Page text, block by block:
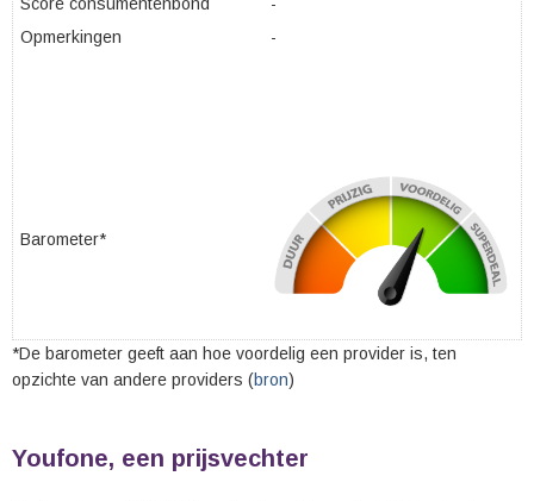
Opmerkingen
-
Barometer*
*De barometer geeft aan hoe voordelig een provider is, ten
opzichte van andere providers (bron)
Youfone, een prijsvechter